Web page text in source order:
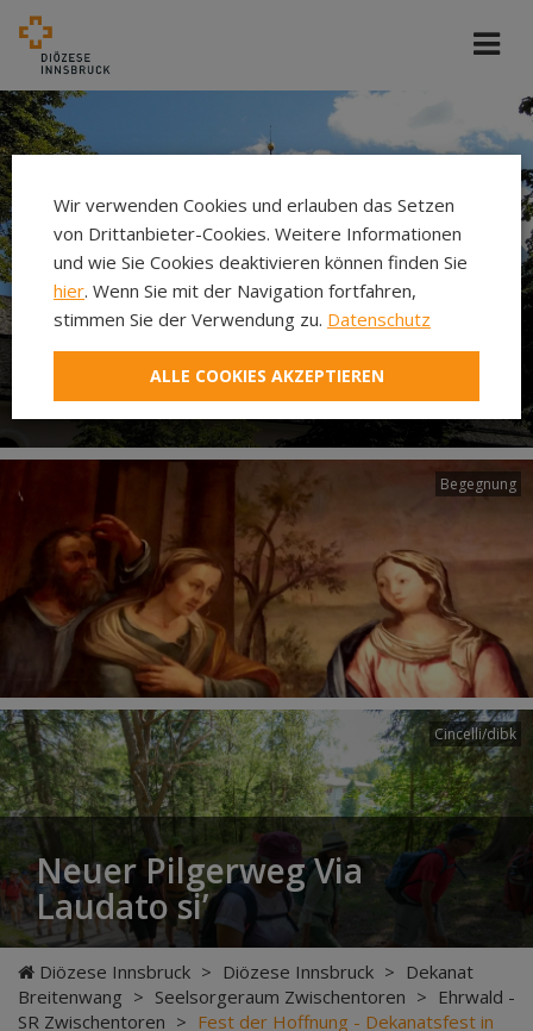
Pfarre Ehrwald
Begegnung
Cincelli/dibk
Neuer Pilgerweg Via
Laudato si’
Diözese Innsbruck > Diözese Innsbruck > Dekanat
Breitenwang > Seelsorgeraum Zwischentoren > Ehrwald -
SR Zwischentoren > Fest der Hoffnung - Dekanatsfest in
Wir verwenden Cookies und erlauben das Setzen
von Drittanbieter-Cookies. Weitere Informationen
und wie Sie Cookies deaktivieren können finden Sie
hier. Wenn Sie mit der Navigation fortfahren,
stimmen Sie der Verwendung zu. Datenschutz
ALLE COOKIES AKZEPTIEREN